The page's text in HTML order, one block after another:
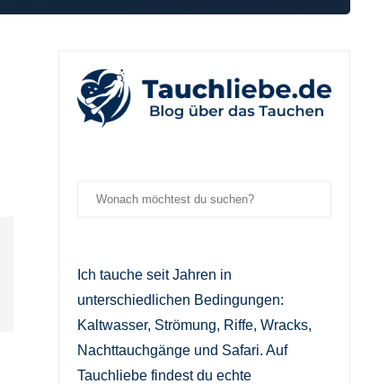
Ich tauche seit Jahren in
unterschiedlichen Bedingungen:
Kaltwasser, Strömung, Riffe, Wracks,
Nachttauchgänge und Safari. Auf
Tauchliebe findest du echte